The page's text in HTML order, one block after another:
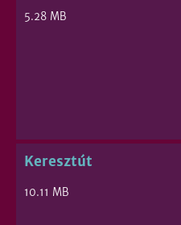
5.28 MB
Keresztút
10.11 MB